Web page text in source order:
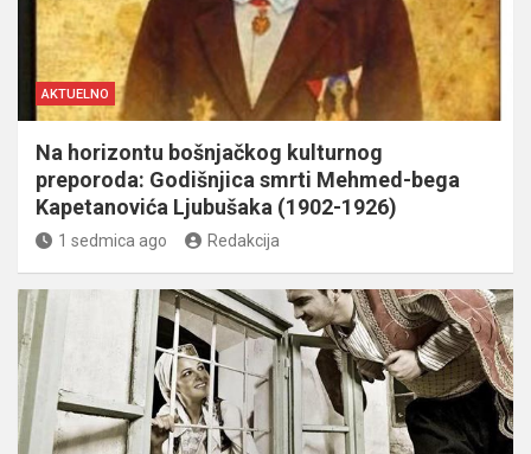
AKTUELNO
Na horizontu bošnjačkog kulturnog
preporoda: Godišnjica smrti Mehmed-bega
Kapetanovića Ljubušaka (1902-1926)
1 sedmica ago Redakcija